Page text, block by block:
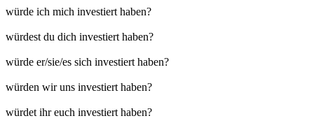
würde ich mich investiert haben?
würdest du dich investiert haben?
würde er/sie/es sich investiert haben?
würden wir uns investiert haben?
würdet ihr euch investiert haben?